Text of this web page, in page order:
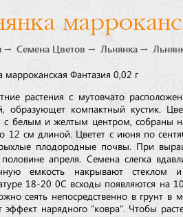
Семена Цветов Льнянка
марроканская Фантазия 0,02 г
растения с мутовчато
образующет компактный кустик.
с белым и желтым центром, собраны
12 см длиной. Цветет с июня по
плодородные почвы. При
половине апреля. Семена слегка
емкость накрывают стеклом
18-20 0С всходы появляются на
сеять непосредственно в грунт в
эффект нарядного "ковра". Чтобы